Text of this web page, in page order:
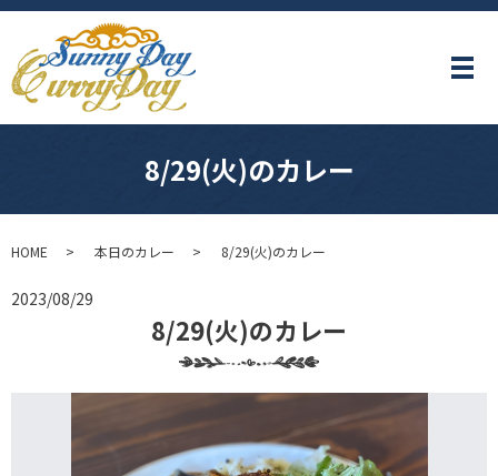
メ
8/29(火)のカレー
HOME 本日のカレー 8/29(火)のカレー
2023/08/29
8/29(火)のカレー